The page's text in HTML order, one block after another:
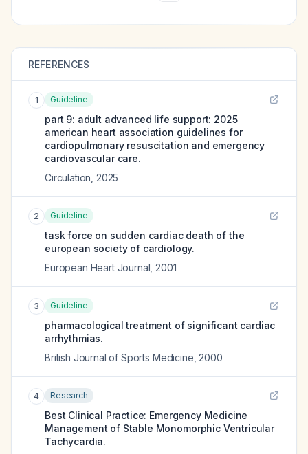
REFERENCES
1 Guideline
part 9: adult advanced life support: 2025
american heart association guidelines for
cardiopulmonary resuscitation and emergency
cardiovascular care.
Circulation 2025
2 Guideline
task force on sudden cardiac death of the
european society of cardiology.
European Heart Journal 2001
3 Guideline
pharmacological treatment of significant cardiac
arrhythmias.
British Journal of Sports Medicine 2000
4 Research
Best Clinical Practice: Emergency Medicine
Management of Stable Monomorphic Ventricular
Tachycardia.